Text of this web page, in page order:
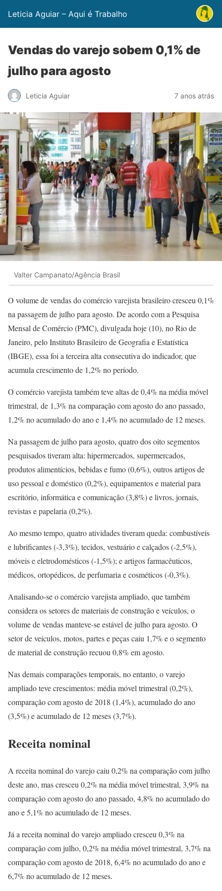
Leticia Aguiar – Aqui é Trabalho
Vendas do varejo sobem 0,1% de
julho para agosto
Leticia Aguiar 7 anos atrás
Valter Campanato/Agência Brasil
O volume de vendas do comércio varejista brasileiro cresceu 0,1%
na passagem de julho para agosto. De acordo com a Pesquisa
Mensal de Comércio (PMC), divulgada hoje (10), no Rio de
Janeiro, pelo Instituto Brasileiro de Geografia e Estatística
(IBGE), essa foi a terceira alta consecutiva do indicador, que
acumula crescimento de 1,2% no período.
O comércio varejista também teve altas de 0,4% na média móvel
trimestral, de 1,3% na comparação com agosto do ano passado,
1,2% no acumulado do ano e 1,4% no acumulado de 12 meses.
Na passagem de julho para agosto, quatro dos oito segmentos
pesquisados tiveram alta: hipermercados, supermercados,
produtos alimentícios, bebidas e fumo (0,6%), outros artigos de
uso pessoal e doméstico (0,2%), equipamentos e material para
escritório, informática e comunicação (3,8%) e livros, jornais,
revistas e papelaria (0,2%).
Ao mesmo tempo, quatro atividades tiveram queda: combustíveis
e lubrificantes (-3,3%), tecidos, vestuário e calçados (-2,5%),
móveis e eletrodomésticos (-1,5%); e artigos farmacêuticos,
médicos, ortopédicos, de perfumaria e cosméticos (-0,3%).
Analisando-se o comércio varejista ampliado, que também
considera os setores de materiais de construção e veículos, o
volume de vendas manteve-se estável de julho para agosto. O
setor de veículos, motos, partes e peças caiu 1,7% e o segmento
de material de construção recuou 0,8% em agosto.
Nas demais comparações temporais, no entanto, o varejo
ampliado teve crescimentos: média móvel trimestral (0,2%),
comparação com agosto de 2018 (1,4%), acumulado do ano
(3,5%) e acumulado de 12 meses (3,7%).
Receita nominal
A receita nominal do varejo caiu 0,2% na comparação com julho
deste ano, mas cresceu 0,2% na média móvel trimestral, 3,9% na
comparação com agosto do ano passado, 4,8% no acumulado do
ano e 5,1% no acumulado de 12 meses.
Já a receita nominal do varejo ampliado cresceu 0,3% na
comparação com julho, 0,2% na média móvel trimestral, 3,7% na
comparação com agosto de 2018, 6,4% no acumulado do ano e
6,7% no acumulado de 12 meses.